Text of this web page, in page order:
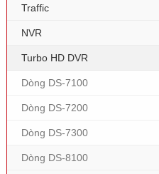
Traffic
NVR
Turbo HD DVR
Dòng DS-7100
Dòng DS-7200
Dòng DS-7300
Dòng DS-8100